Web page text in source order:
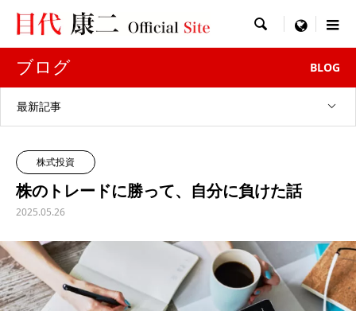
 menu
ブログ BLOG
最新記事
株式投資
株のトレードに勝って、自分に負けた話
2025.05.26